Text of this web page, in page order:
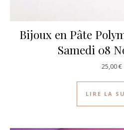
Bijoux en Pâte
Samedi 08
25,00€
LIRE LA